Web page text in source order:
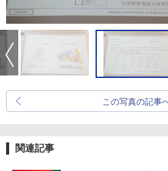
この写真の記事
関連記事